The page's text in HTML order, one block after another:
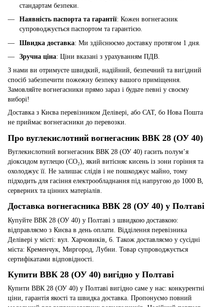
стандартам безпеки.
Наявність паспорта та гарантії: Кожен вогнегасник
супроводжується паспортом та гарантією.
Швидка доставка: Ми здійснюємо доставку протягом 1 дня.
Зручна ціна: Ціни вказані з урахуванням ПДВ.
З нами ви отримуєте швидкий, надійний, безпечний та вигідний
спосіб забезпечити пожежну безпеку вашого приміщення.
Замовляйте вогнегасники прямо зараз і будьте певні у своєму
виборі!
Доставка з Києва перевізником Делівері, або САТ, бо Нова Пошта
не приймає вогнегасники до перевозки.
Про вуглекислотний вогнегасник ВВК 28 (ОУ 40)
Вуглекислотний вогнегасник ВВК 28 (ОУ 40) гасить полум’я
діоксидом вуглецю (CO₂), який витісняє кисень із зони горіння та
охолоджує її. Не залишає слідів і не пошкоджує майно, тому
підходить для гасіння електрообладнання під напругою до 1000 В,
серверних та цінних матеріалів.
Доставка вогнегасника ВВК 28 (ОУ 40) у Полтаві
Купуйте ВВК 28 (ОУ 40) у Полтаві з швидкою доставкою:
відправляємо з Києва в день оплати. Відділення перевізника
Делівері у місті: вул. Харчовиків, 6. Також доставляємо у сусідні
міста: Кременчук, Миргород, Лубни. Товар супроводжується
сертифікатами відповідності.
Купити ВВК 28 (ОУ 40) вигідно у Полтаві
Купити ВВК 28 (ОУ 40) у Полтаві вигідно саме у нас: конкурентні
ціни, гарантія якості та швидка доставка. Пропонуємо повний